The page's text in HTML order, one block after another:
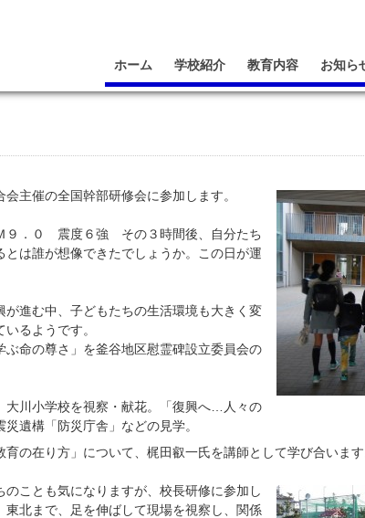
ホーム 学校紹介 教育内容 お知ら
主催の全国幹部研修会に参加します。
．０ 震度６強 その３時間後、自分たち
は誰が想像できたでしょうか。この日が運
進む中、子どもたちの生活環境も大きく変
るようです。
命の尊さ」を釜谷地区慰霊碑設立委員会の
川小学校を視察・献花。「復興へ…人々の
遺構「防災庁舎」などの見学。
の在り方」について、梶田叡一氏を講師として学び合います
ことも気になりますが、校長研修に参加し
北まで、足を伸ばして現場を視察し、関係